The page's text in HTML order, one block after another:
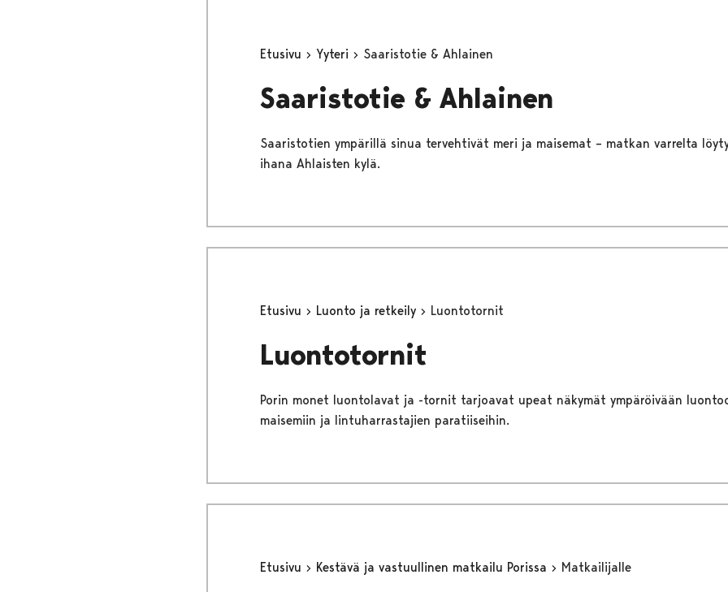
Etusivu Yyteri Saaristotie & Ahlainen
Saaristotie & Ahlainen
Saaristotien ympärillä sinua tervehtivät meri ja maisemat – matkan varrelta
ihana Ahlaisten kylä.
Etusivu Luonto ja retkeily Luontotornit
Luontotornit
Porin monet luontolavat ja -tornit tarjoavat upeat näkymät ympäröivään
maisemiin ja lintuharrastajien paratiiseihin.
Etusivu Kestävä ja vastuullinen matkailu Porissa Matkailijalle